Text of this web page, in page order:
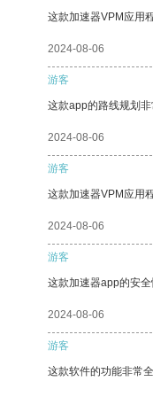
这款加速器VPM应用
2024-08-06
游客
这款app的路线规划非
2024-08-06
游客
这款加速器VPM应用
2024-08-06
游客
这款加速器app的安
2024-08-06
游客
这款软件的功能非常